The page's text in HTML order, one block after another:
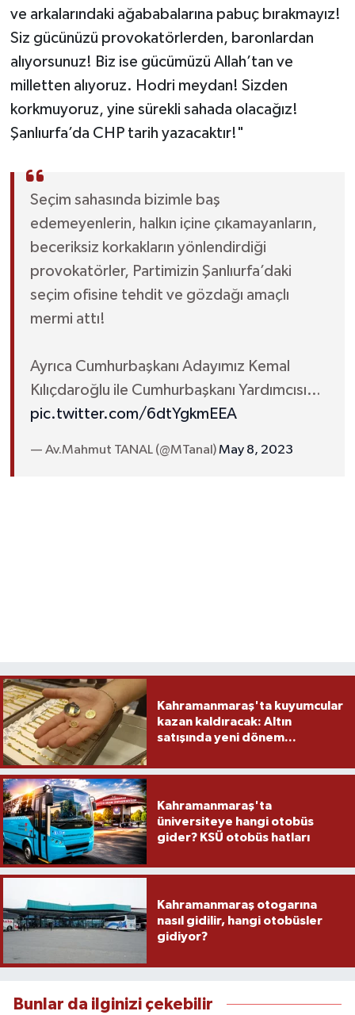
ve arkalarındaki ağababalarına pabuç bırakmayız!
Siz gücünüzü provokatörlerden, baronlardan
alıyorsunuz! Biz ise gücümüzü Allah’tan ve
milletten alıyoruz. Hodri meydan! Sizden
korkmuyoruz, yine sürekli sahada olacağız!
Şanlıurfa’da CHP tarih yazacaktır!"
Seçim sahasında bizimle baş
edemeyenlerin, halkın içine çıkamayanların,
beceriksiz korkakların yönlendirdiği
provokatörler, Partimizin Şanlıurfa’daki
seçim ofisine tehdit ve gözdağı amaçlı
mermi attı!
Ayrıca Cumhurbaşkanı Adayımız Kemal
Kılıçdaroğlu ile Cumhurbaşkanı Yardımcısı…
pic.twitter.com/6dtYgkmEEA
— Av.Mahmut TANAL (@MTanal)May 8, 2023
Kahramanmaraş'ta kuyumcular
kazan kaldıracak: Altın
satışında yeni dönem...
Kahramanmaraş'ta
üniversiteye hangi otobüs
gider? KSÜ otobüs hatları
Kahramanmaraş otogarına
nasıl gidilir, hangi otobüsler
gidiyor?
Bunlar da ilginizi çekebilir